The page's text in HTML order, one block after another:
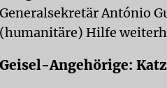
Generalsekretär António
(humanitäre) Hilfe
Geisel-Angehörige: